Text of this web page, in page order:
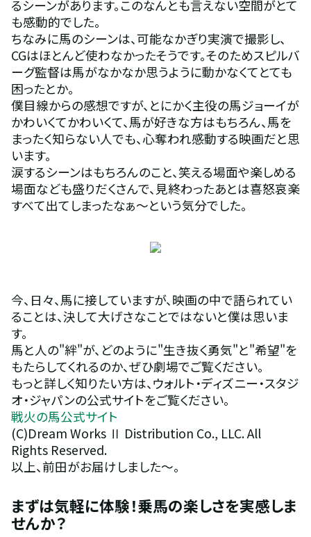
るシーンがあります。このなんとも言えない空間がとて
も感動的でした。
ちなみに馬のシーンは、可能なかぎり実演で撮影し、
CGはほとんど使わなかったそうです。そのためスピルバ
ーグ監督は馬がなかなか思うように動かなくてとても
困ったとか。
僕目線からの感想ですが、とにかく主役の馬ジョーイが
かわいくてかわいくて、馬が好きな方はもちろん、馬を
まったく知らない人でも、心奪われ感動する映画だと思
います。
涙するシーンはもちろんのこと、笑える場面や楽しめる
場面なども盛りだくさんで、見終わったあとは喜怒哀楽
すべて出てしまったなぁ～という気分でした。
今、日々、馬に接していますが、映画の中で語られてい
ることは、決して大げさなことではないと僕は思いま
す。
馬と人の"絆"が、どのように"生き抜く勇気"と"希望"を
もたらしてくれるのか、ぜひ劇場でご覧ください。
もっと詳しく知りたい方は、ウォルト・ディズニー・スタジ
オ・ジャパンの公式サイトをご覧ください。
戦火の馬公式サイト
(C)Dream Works Ⅱ Distribution Co., LLC. All
Rights Reserved.
以上、前田がお届けしました～。
まずは気軽に体験！乗馬の楽しさを実感しま
せんか？